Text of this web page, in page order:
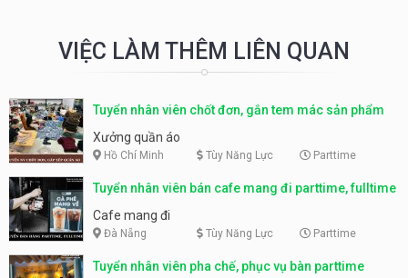
VIỆC LÀM THÊM LIÊN QUAN
Tuyển nhân viên chốt đơn, gắn tem mác sản phẩm
Xưởng quần áo
Hồ Chí Minh Tùy Năng Lực Parttime
Tuyển nhân viên bán cafe mang đi parttime, fulltime
Cafe mang đi
Đà Nẵng Tùy Năng Lực Parttime
Tuyển nhân viên pha chế, phục vụ bàn parttime